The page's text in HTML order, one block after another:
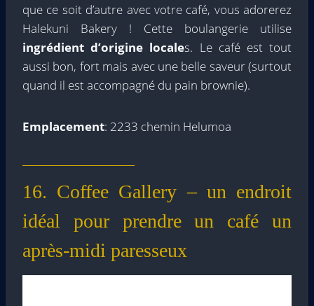
que ce soit d’autre avec votre café, vous adorerez
Halekuni Bakery ! Cette boulangerie utilise
ingrédient d’origine locales. Le café est tout
aussi bon, fort mais avec une belle saveur (surtout
quand il est accompagné du pain brownie).
Emplacement: 2233 chemin Helumoa
16. Coffee Gallery – un endroit
idéal pour prendre un café un
après-midi paresseux